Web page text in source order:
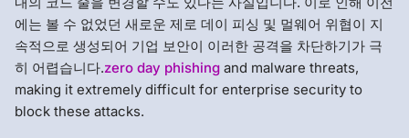
에는 볼 수 없었던 새로운 제로 데이 피싱 및 멀웨어 위협이 지
속적으로 생성되어 기업 보안이 이러한 공격을 차단하기가 극
히 어렵습니다.zero day phishing and malware threats,
making it extremely difficult for enterprise security to
block these attacks.